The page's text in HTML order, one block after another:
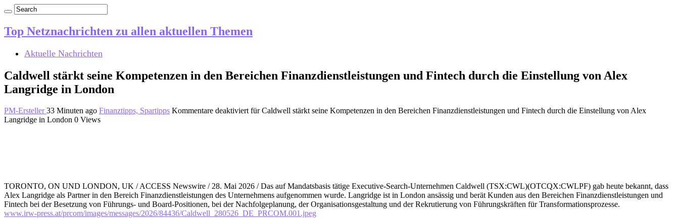
Top Netznachrichten zu allen aktuellen Themen
Aktuelle Nachrichten
Caldwell stärkt seine Kompetenzen in den Bereichen Finanzdienstleistungen und Fintech durch die Einstellung von Alex
Langridge in London
PM-Ersteller33 Minuten ago Finanztipps, Spartipps Kommentare deaktiviert für Caldwell stärkt seine Kompetenzen in den Bereichen Finanzdienstleistungen und Fintech durch die Einstellung von Alex
Langridge in London 0 Views
TORONTO, ON UND LONDON, UK / ACCESS Newswire / 28. Mai 2026 / Das auf Mandatsbasis tätige Executive-Search-Unternehmen Caldwell (TSX:CWL)(OTCQX:CWLPF) gab heute bekannt, dass
Alex Langridge als Partner in den Bereich Finanzdienstleistungen des Unternehmens aufgenommen wurde. Langridge ist in London ansässig und berät Kunden aus den Bereichen Finanzdienstleistungen und
Fintech bei der Besetzung von Führungs- und Board-Positionen, bei der Nachfolgeplanung, der Organisationsgestaltung und der Rekrutierung von Führungskräften für Transformationsprozesse.
www.irw-press.at/prcom/images/messages/2026/84436/Caldwell_280526_DE_PRCOM.001.jpeg